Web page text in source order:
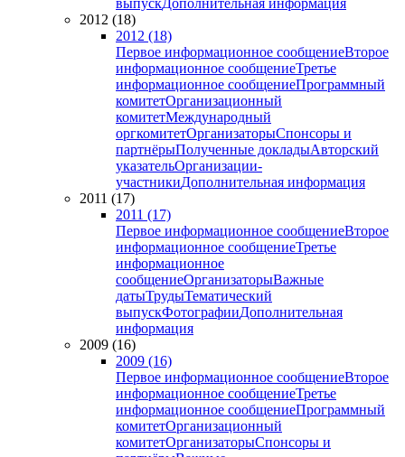
выпускДополнительная информация
2012 (18)
2012 (18)
Первое информационное сообщениеВторое
информационное сообщениеТретье
информационное сообщениеПрограммный
комитетОрганизационный
комитетМеждународный
оргкомитетОрганизаторыСпонсоры и
партнёрыПолученные докладыАвторский
указательОрганизации-
участникиДополнительная информация
2011 (17)
2011 (17)
Первое информационное сообщениеВторое
информационное сообщениеТретье
информационное
сообщениеОрганизаторыВажные
датыТрудыТематический
выпускФотографииДополнительная
информация
2009 (16)
2009 (16)
Первое информационное сообщениеВторое
информационное сообщениеТретье
информационное сообщениеПрограммный
комитетОрганизационный
комитетОрганизаторыСпонсоры и